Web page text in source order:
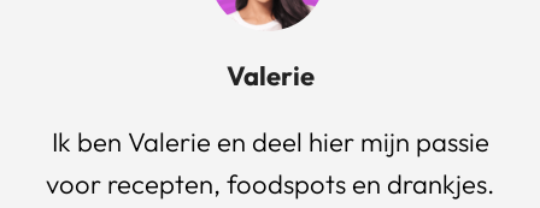
Valerie
Ik ben Valerie en deel hier mijn passie
voor recepten, foodspots en drankjes.